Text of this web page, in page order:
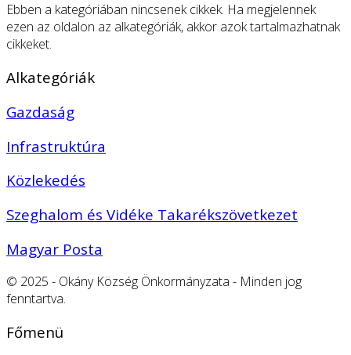
Ebben a kategóriában nincsenek cikkek. Ha megjelennek
ezen az oldalon az alkategóriák, akkor azok tartalmazhatnak
cikkeket.
Alkategóriák
Gazdaság
Infrastruktúra
Közlekedés
Szeghalom és Vidéke Takarékszövetkezet
Magyar Posta
© 2025 - Okány Község Önkormányzata - Minden jog
fenntartva.
Főmenü